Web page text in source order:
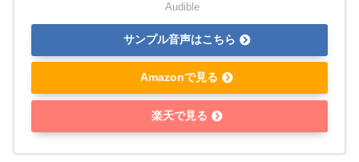
Audible
サンプル音声はこちら
Amazonで見る
楽天で見る